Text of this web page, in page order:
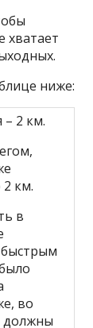
хватает
ниже:
2 км.
км.
в
быстрым
во
должны